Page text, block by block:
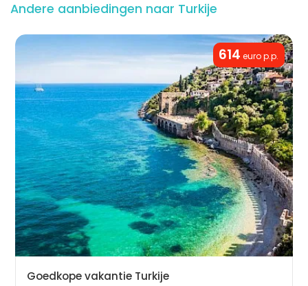
Andere aanbiedingen naar Turkije
614 euro p.p.
Goedkope vakantie Turkije